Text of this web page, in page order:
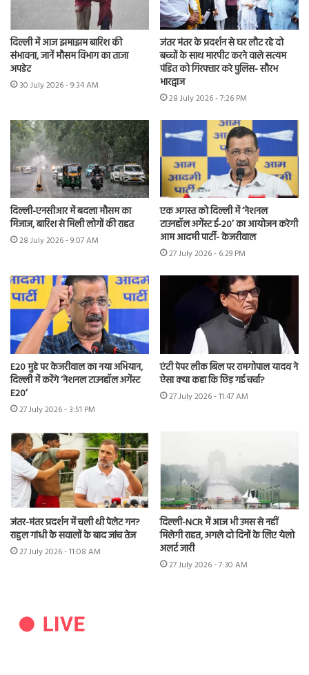
दिल्ली में आज झमाझम बारिश की
संभावना, जानें मौसम विभाग का ताजा
अपडेट
30 July 2026 - 9:34 AM
जंतर मंतर के प्रदर्शन से घर लौट रहे दो
बच्चों के साथ मारपीट करने वाले सत्यम
पंडित को गिरफ्तार करे पुलिस- सौरभ
भारद्वाज
28 July 2026 - 7:26 PM
दिल्ली-एनसीआर में बदला मौसम का
मिजाज, बारिश से मिली लोगों की राहत
28 July 2026 - 9:07 AM
एक अगस्त को दिल्ली में ‘नेशनल
टाउनहॉल अगेंस्ट ई-20’ का आयोजन करेगी
आम आदमी पार्टी- केजरीवाल
27 July 2026 - 6:29 PM
E20 मुद्दे पर केजरीवाल का नया अभियान,
दिल्ली में करेंगे ‘नेशनल टाउनहॉल अगेंस्ट
E20’
27 July 2026 - 3:51 PM
एंटी पेपर लीक बिल पर रामगोपाल यादव ने
ऐसा क्या कहा कि छिड़ गई चर्चा?
27 July 2026 - 11:47 AM
जंतर-मंतर प्रदर्शन में चली थी पेलेट गन?
राहुल गांधी के सवालों के बाद जांच तेज
27 July 2026 - 11:08 AM
दिल्ली-NCR में आज भी उमस से नहीं
मिलेगी राहत, अगले दो दिनों के लिए येलो
अलर्ट जारी
27 July 2026 - 7:30 AM